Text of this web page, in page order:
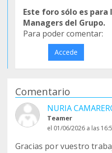
Este foro sólo es
Managers del Grupo.
Para poder comentar:
Accede
Comentario
NURIA
Teamer
el 01/06/2026 a las
Gracias por vuestro